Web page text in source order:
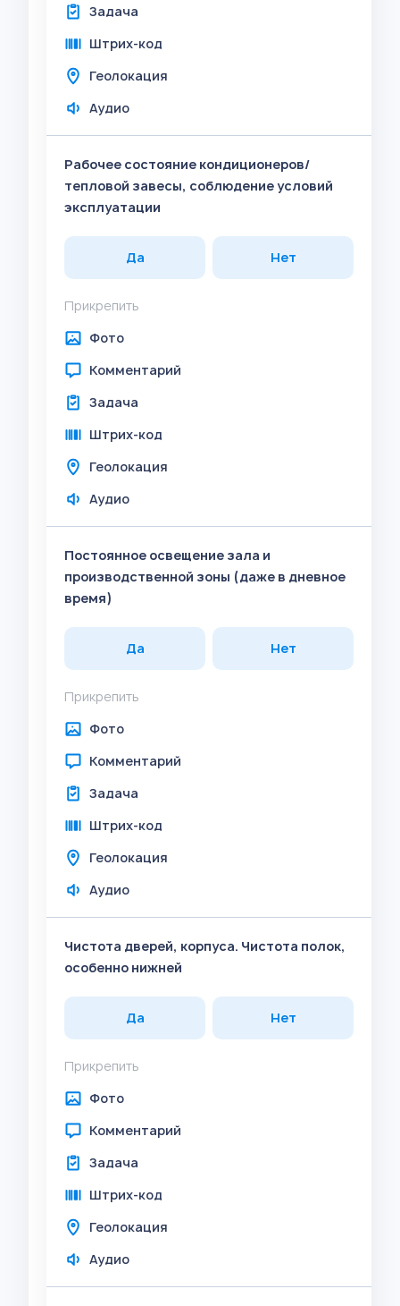
Задача
Штрих-код
Геолокация
Аудио
Рабочее состояние кондиционеров/
тепловой завесы, соблюдение условий
эксплуатации
Да Нет
Прикрепить
Фото
Комментарий
Задача
Штрих-код
Геолокация
Аудио
Постоянное освещение зала и
производственной зоны (даже в дневное
время)
Да Нет
Прикрепить
Фото
Комментарий
Задача
Штрих-код
Геолокация
Аудио
Чистота дверей, корпуса. Чистота полок,
особенно нижней
Да Нет
Прикрепить
Фото
Комментарий
Задача
Штрих-код
Геолокация
Аудио